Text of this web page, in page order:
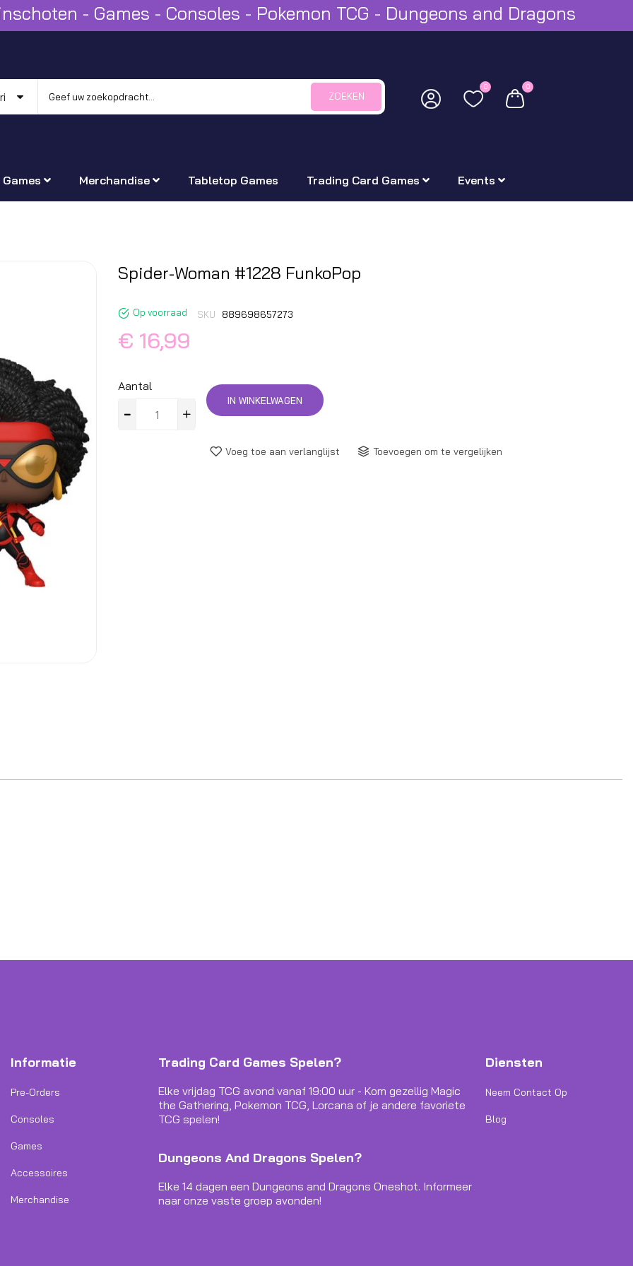
- Games - Consoles - Pokemon TCG - Dungeons and Dragons
ZOEKEN
0 0
Games Merchandise Tabletop Games Trading Card Games Events
begin
gallerij
Spider-Woman #1228 FunkoPop
Op voorraad SKU 889698657273
€ 16,99
Aantal
IN WINKELWAGEN
Voeg toe aan verlanglijst Toevoegen om te vergelijken
Informatie
Pre-Orders
Consoles
Games
Accessoires
Merchandise
Trading Card Games Spelen?
Elke vrijdag TCG avond vanaf 19:00 uur - Kom gezellig Magic
the Gathering, Pokemon TCG, Lorcana of je andere favoriete
TCG spelen!
Dungeons And Dragons Spelen?
Elke 14 dagen een Dungeons and Dragons Oneshot. Informeer
naar onze vaste groep avonden!
Diensten
Neem Contact Op
Blog